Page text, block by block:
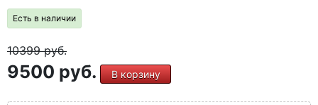
Есть в наличии
10399руб.
9500 руб. В корзину